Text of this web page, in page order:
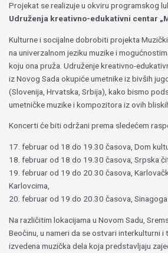
Projekat se realizuje u okviru programskog
Udruženja kreativno-edukativni centar
Kulturne i socijalne dobrobiti projekta
na univerzalnom jeziku muzike i
koju ona pruža. Udruženje kreativno-
iz Novog Sada okupiće umetnike iz bivših
(Slovenija, Hrvatska, Srbija), kako bismo
umetničke muzike i kompozitora iz ovih
Koncerti će biti održani prema sledećem
17. februar od 18 do 19.30 časova, Dom
18. februar od 18 do 19.30 časova, Srpska
19. februar od 19 do 20.30 časova,
Karlovcima,
20. februar od 19 do 20.30 časova, Sinagoga
Na različitim lokacijama u Novom Sadu,
Beočinu, u nameri da se ostvari interkulturni
izvedena muzička dela koja predstavljaju